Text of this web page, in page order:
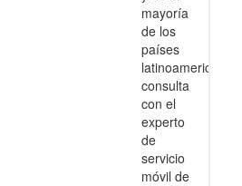
mayoría
de los
países
latinoamericanos,
consulta
con el
experto
de
servicio
móvil de